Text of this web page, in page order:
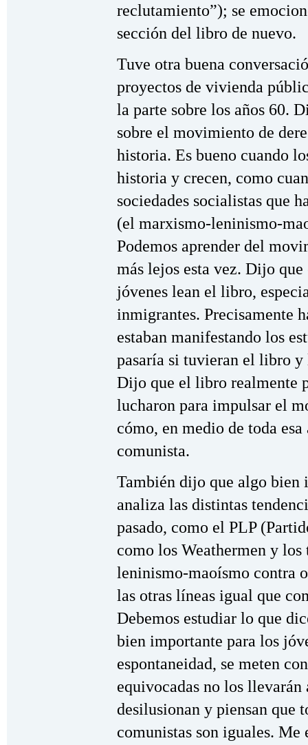
reclutamiento”); se
sección del libro de nuevo.
Tuve otra buena
proyectos de vivienda
la parte sobre los años 60.
sobre el movimiento de
historia. Es bueno cuando
historia y crecen, como
sociedades socialistas que
(el marxismo-leninismo-
Podemos aprender del
más lejos esta vez. Dijo
jóvenes lean el libro,
inmigrantes. Precisamente
estaban manifestando los
pasaría si tuvieran el libro
Dijo que el libro realmente
lucharon para impulsar el
cómo, en medio de toda
comunista.
También dijo que algo bien
analiza las distintas
pasado, como el PLP
como los Weathermen y
leninismo-maoísmo contra
las otras líneas igual que
Debemos estudiar lo que
bien importante para los
espontaneidad, se meten
equivocadas no los llevarán
desilusionan y piensan que
comunistas son iguales.